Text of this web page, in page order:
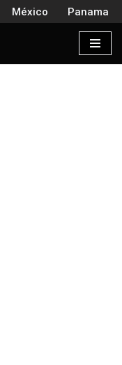
México Panama